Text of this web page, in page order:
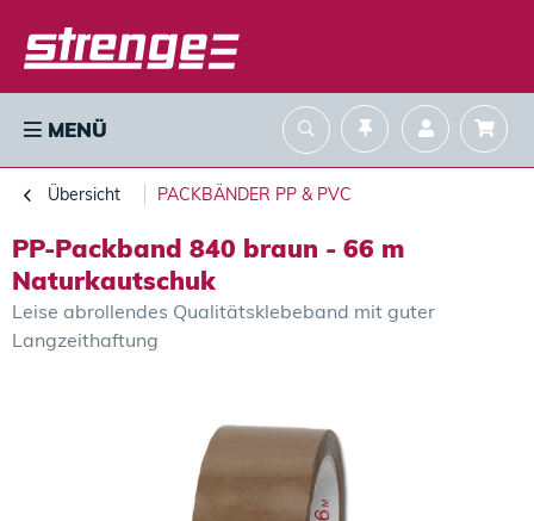
MENÜ
Übersicht PACKBÄNDER PP & PVC
PP-Packband 840 braun - 66 m
Naturkautschuk
Leise abrollendes Qualitätsklebeband mit guter
Langzeithaftung